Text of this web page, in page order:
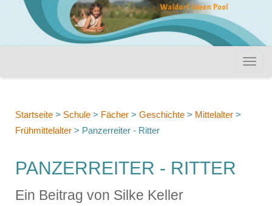
Startseite > Schule > Fächer > Geschichte > Mittelalter >
Frühmittelalter > Panzerreiter - Ritter
PANZERREITER - RITTER
Ein Beitrag von Silke Keller